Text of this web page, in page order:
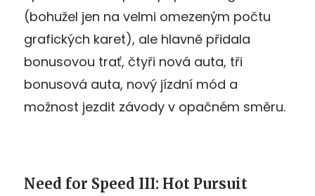
(bohužel jen na velmi omezeným počtu
grafických karet), ale hlavně přidala
bonusovou trať, čtyři nová auta, tři
bonusová auta, nový jízdní mód a
možnost jezdit závody v opačném směru.
Need for Speed III: Hot Pursuit